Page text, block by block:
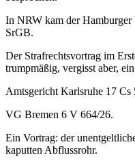
In NRW kam der Hamburger
SrGB.
Der Strafrechtsvortrag im
trumpmäßig, vergisst aber,
Amtsgericht Karlsruhe 17 Cs
VG Bremen 6 V 664/26.
Ein Vortrag: der
kaputten Abflussrohr.